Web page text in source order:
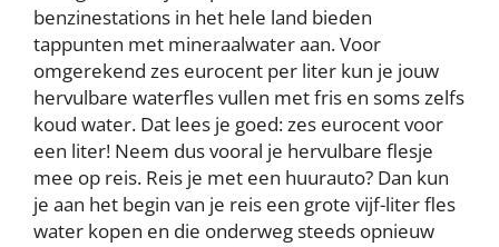
benzinestations in het hele land bieden
tappunten met mineraalwater aan. Voor
omgerekend zes eurocent per liter kun je jouw
hervulbare waterfles vullen met fris en soms zelfs
koud water. Dat lees je goed: zes eurocent voor
een liter! Neem dus vooral je hervulbare flesje
mee op reis. Reis je met een huurauto? Dan kun
je aan het begin van je reis een grote vijf-liter fles
water kopen en die onderweg steeds opnieuw